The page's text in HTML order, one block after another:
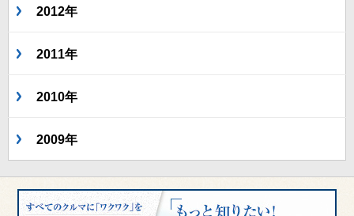
2012年
2011年
2010年
2009年